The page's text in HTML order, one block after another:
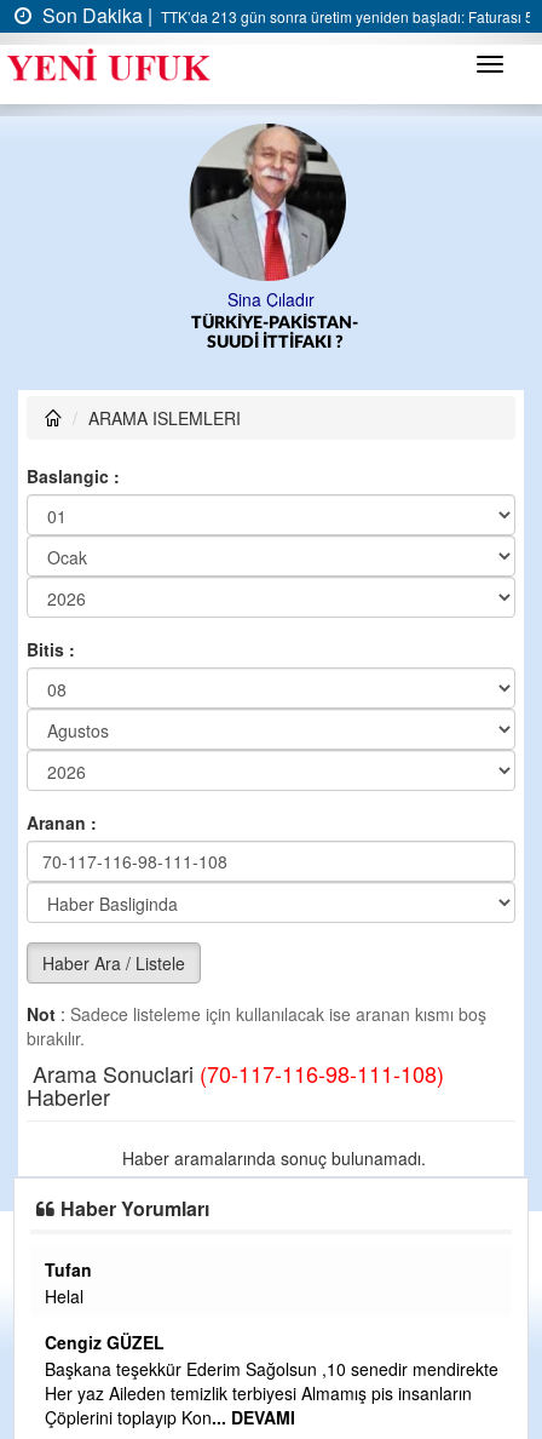
Son Dakika | TTK’da 213 gün sonra üretim yeniden başladı: Faturası 5
Menü
Sina Çıladır
TÜRKİYE-PAKİSTAN-
SUUDİ İTTİFAKI ?
ARAMA ISLEMLERI
Baslangic :
Bitis :
Aranan :
Haber Ara / Listele
Not : Sadece listeleme için kullanılacak ise aranan kısmı boş
bırakılır.
Arama Sonuclari (70-117-116-98-111-108)
Haberler
Haber aramalarında sonuç bulunamadı.
Haber Yorumları
Tufan
Helal
Cengiz GÜZEL
Başkana teşekkür Ederim Sağolsun ,10 senedir mendirekte
Her yaz Aileden temizlik terbiyesi Almamış pis insanların
Çöplerini toplayıp Kon... DEVAMI